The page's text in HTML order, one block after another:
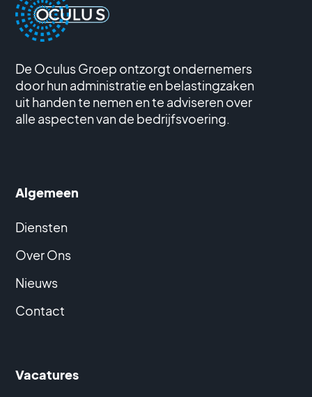
De Oculus Groep ontzorgt ondernemers
door hun administratie en belastingzaken
uit handen te nemen en te adviseren over
alle aspecten van de bedrijfsvoering.
Algemeen
Diensten
Over Ons
Nieuws
Contact
Vacatures